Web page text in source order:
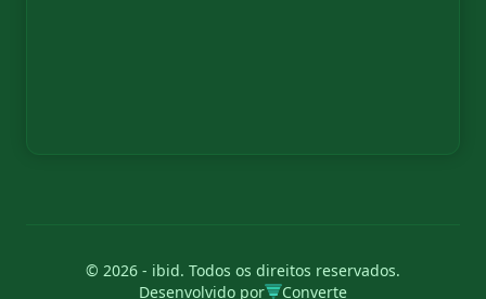
© 2026 - ibid. Todos os direitos reservados.
Desenvolvido por
Converte